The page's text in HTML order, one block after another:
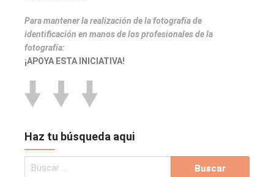
Para mantener la realización de la fotografía de
identificación en manos de los profesionales de la
fotografía:
¡APOYA ESTA INICIATIVA!
Haz tu búsqueda aqui